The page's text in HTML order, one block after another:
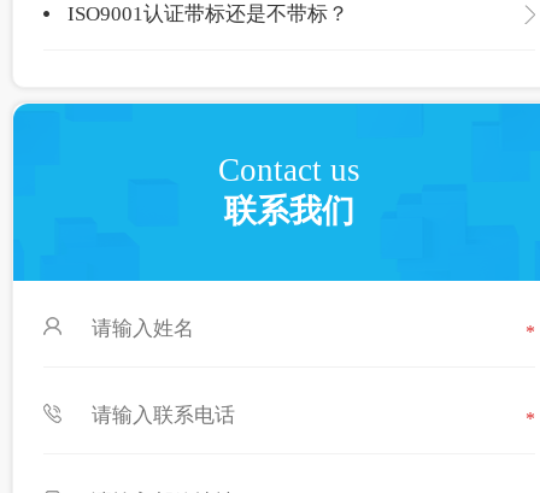
ISO9001认证带标还是不带标？
Contact us
联系我们
*
*